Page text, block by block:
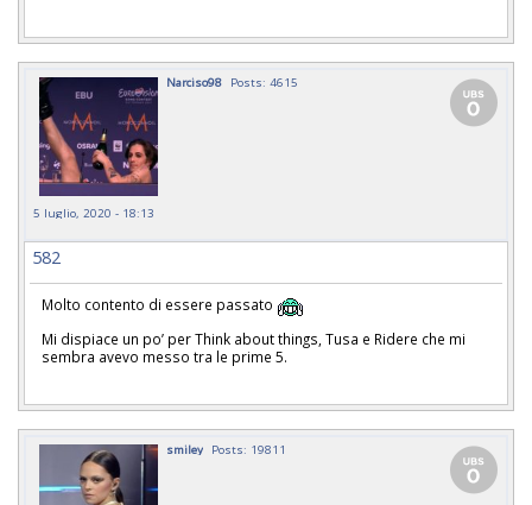
Narciso98 Posts: 4615
5 luglio, 2020 - 18:13
582
Molto contento di essere passato
Mi dispiace un po’ per Think about things, Tusa e Ridere che mi
sembra avevo messo tra le prime 5.
smiley Posts: 19811